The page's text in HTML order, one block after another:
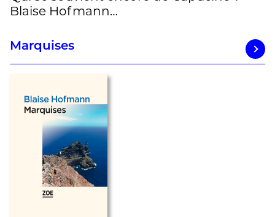
Blaise Hofmann…
Marquises